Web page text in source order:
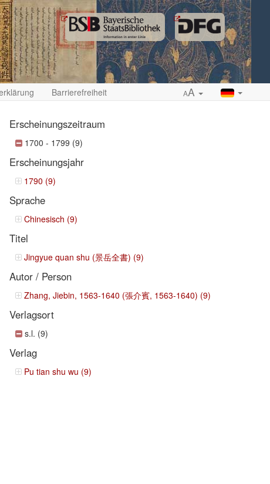
Barrierefreiheit AA
Erscheinungszeitraum
1700 - 1799 (9)
Erscheinungsjahr
1790 (9)
Sprache
Chinesisch (9)
Titel
Jingyue quan shu (景岳全書) (9)
Autor / Person
Zhang, Jiebin, 1563-1640 (張介賓, 1563-1640) (9)
Verlagsort
s.l. (9)
Verlag
Pu tian shu wu (9)